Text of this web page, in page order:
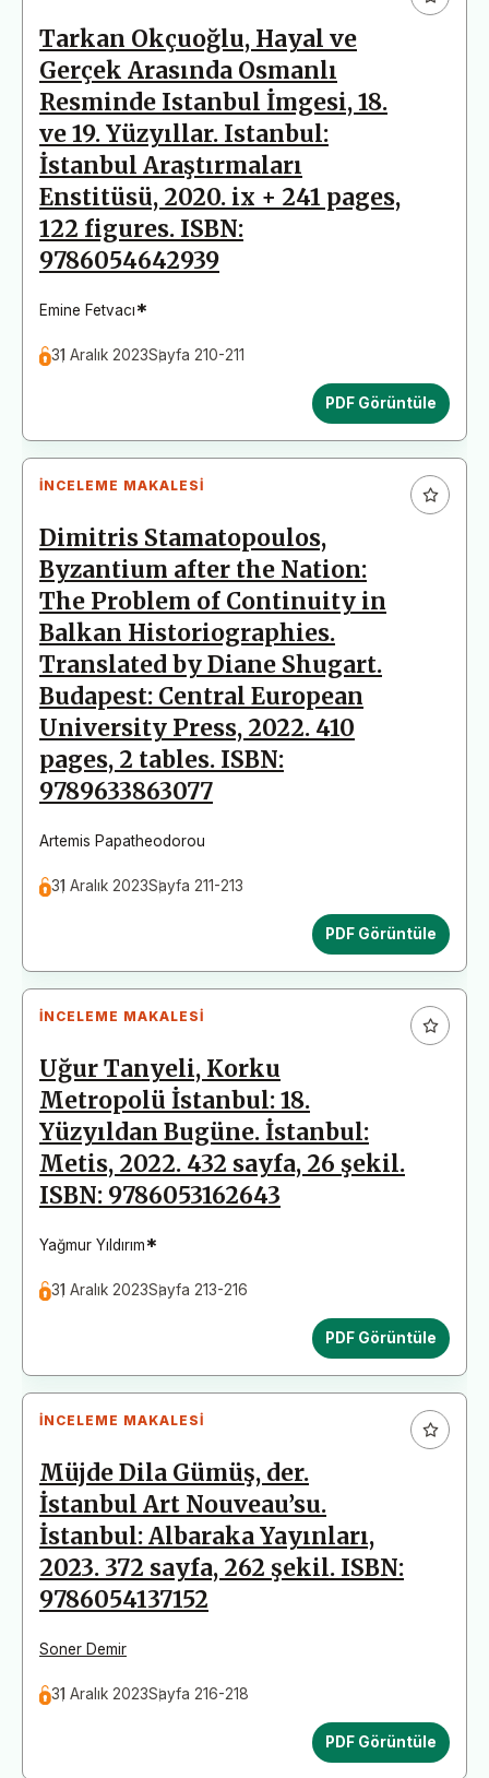
Tarkan Okçuoğlu, Hayal ve
Gerçek Arasında Osmanlı
Resminde Istanbul İmgesi, 18.
ve 19. Yüzyıllar. Istanbul:
İstanbul Araştırmaları
Enstitüsü, 2020. ix + 241 pages,
122 figures. ISBN:
9786054642939
Emine Fetvacı*
31 Aralık 2023Sayfa 210-211
PDF Görüntüle
İNCELEME MAKALESI
Dimitris Stamatopoulos,
Byzantium after the Nation:
The Problem of Continuity in
Balkan Historiographies.
Translated by Diane Shugart.
Budapest: Central European
University Press, 2022. 410
pages, 2 tables. ISBN:
9789633863077
Artemis Papatheodorou
31 Aralık 2023Sayfa 211-213
PDF Görüntüle
İNCELEME MAKALESI
Uğur Tanyeli, Korku
Metropolü İstanbul: 18.
Yüzyıldan Bugüne. İstanbul:
Metis, 2022. 432 sayfa, 26 şekil.
ISBN: 9786053162643
Yağmur Yıldırım*
31 Aralık 2023Sayfa 213-216
PDF Görüntüle
İNCELEME MAKALESI
Müjde Dila Gümüş, der.
İstanbul Art Nouveau’su.
İstanbul: Albaraka Yayınları,
2023. 372 sayfa, 262 şekil. ISBN:
9786054137152
Soner Demir
31 Aralık 2023Sayfa 216-218
PDF Görüntüle